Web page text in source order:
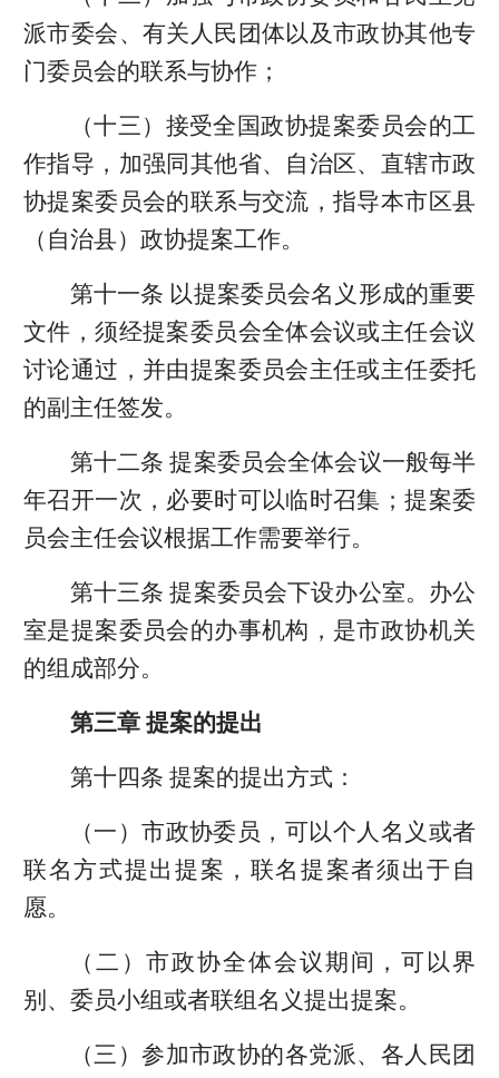
派市委会、有关人民团体以及市政协其他专
门委员会的联系与协作；
（十三）接受全国政协提案委员会的工
作指导，加强同其他省、自治区、直辖市政
协提案委员会的联系与交流，指导本市区县
（自治县）政协提案工作。
第十一条 以提案委员会名义形成的重要
文件，须经提案委员会全体会议或主任会议
讨论通过，并由提案委员会主任或主任委托
的副主任签发。
第十二条 提案委员会全体会议一般每半
年召开一次，必要时可以临时召集；提案委
员会主任会议根据工作需要举行。
第十三条 提案委员会下设办公室。办公
室是提案委员会的办事机构，是市政协机关
的组成部分。
第三章 提案的提出
第十四条 提案的提出方式：
（一）市政协委员，可以个人名义或者
联名方式提出提案，联名提案者须出于自
愿。
（二）市政协全体会议期间，可以界
别、委员小组或者联组名义提出提案。
（三）参加市政协的各党派、各人民团